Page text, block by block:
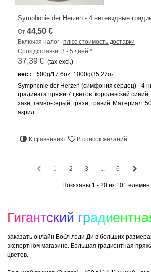
Symphonie der Herzen - 4 нитевидные
От 44,50 €
Включая налог плюс стоимость доставки
Срок доставки: 3 - 5 дней *
37,39 € (tax excl.)
вес :
500g/17.6oz 1000g/35.27oz
Symphonie der Herzen (симфония сердец) - 4
градиента пряжи 7 цветов: королевский
хаки, темно-серый, грязи, гравий. Материал:
акрил.
К сравнению В список желаний
1 2 3 6
Показаны 1 - 20 из 101
Гигантский
заказать онлайн Бобл леди Ди в больших
экспортном магазине. Большая градиентная
цветов.